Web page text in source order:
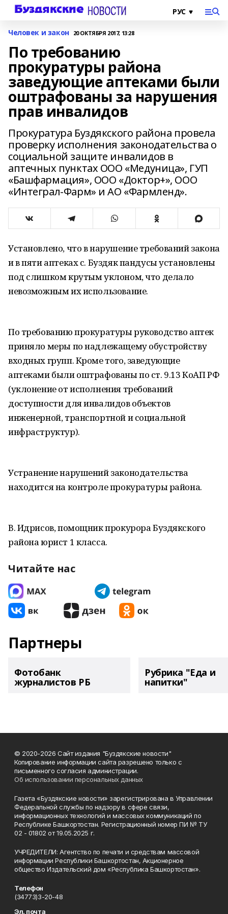
Человек и закон 20 ОКТЯБРЯ 2017, 13:28
По требованию
прокуратуры района
заведующие аптеками были
оштрафованы за нарушения
прав инвалидов
Прокуратура Буздякского района провела
проверку исполнения законодательства о
социальной защите инвалидов в
аптечных пунктах ООО «Медуница», ГУП
«Башфармация», ООО «Доктор+», ООО
«Интеграл-Фарм» и АО «Фармленд».
Установлено, что в нарушение требований закона
и в пяти аптеках с. Буздяк пандусы установлены
под слишком крутым уклоном, что делало
невозможным их использование.
По требованию прокуратуры руководство аптек
приняло меры по надлежащему обустройству
входных групп. Кроме того, заведующие
аптеками были оштрафованы по ст. 9.13 КоАП РФ
(уклонение от исполнения требований
доступности для инвалидов объектов
инженерной, транспортной и социальной
инфраструктур).
Устранение нарушений законодательства
находится на контроле прокуратуры района.
В. Идрисов, помощник прокурора Буздякского
района юрист 1 класса.
Читайте нас
Партнеры
Фотобанк
журналистов РБ
Рубрика "Еда и
напитки"
© 2020-2026 Сайт издания "Буздякские новости"
Копирование информации сайта разрешено только с
письменного согласия администрации.
Об использовании персональных данных
Газета «Буздякские новости» зарегистрирована в Управлении
Федеральной службы по надзору в сфере связи,
информационных технологий и массовых коммуникаций по
Республике Башкортостан. Регистрационный номер ПИ № ТУ
02 - 01802 от 19.05.2025 г.
УЧРЕДИТЕЛИ: Агентство по печати и средствам массовой
информации Республики Башкортостан, Акционерное
общество Издательский дом «Республика Башкортостан».
Телефон
(34773)3-20-48
Эл. почта